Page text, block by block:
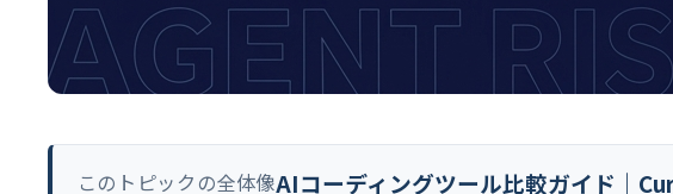
このトピックの全体像AIコーディングツール比較ガイド｜